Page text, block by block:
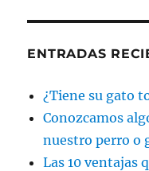
ENTRADAS
¿Tiene su gato
Conozcamos
nuestro perro o
Las 10 ventajas